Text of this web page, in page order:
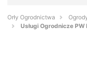
Orły Ogrodnictwa
Usługi Ogrodnicze PW